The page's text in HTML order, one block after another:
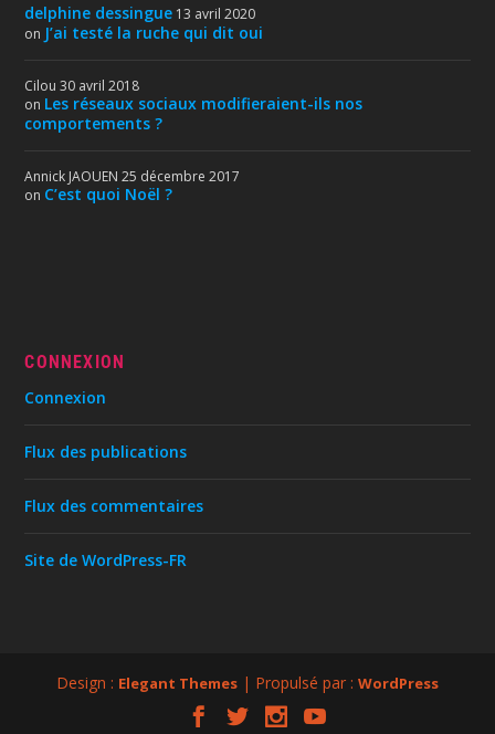
delphine dessingue 13 avril 2020
on J’ai testé la ruche qui dit oui
Cilou 30 avril 2018
on Les réseaux sociaux modifieraient-ils nos
comportements ?
Annick JAOUEN 25 décembre 2017
on C’est quoi Noël ?
CONNEXION
Connexion
Flux des publications
Flux des commentaires
Site de WordPress-FR
Design : Elegant Themes | Propulsé par : WordPress